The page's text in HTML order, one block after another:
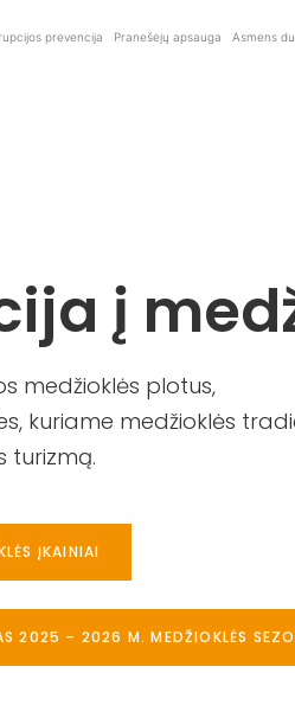
prevencija Pranešėjų apsauga Asmens
į
medžioklės plotus,
kuriame medžioklės
turizmą.
ĮKAINIAI
2025 – 2026 M. MEDŽIOKLĖS